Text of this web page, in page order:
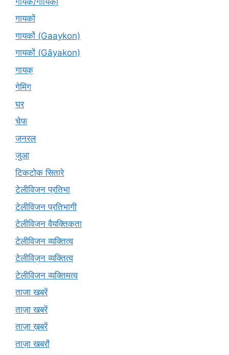
गायकों
गायकों (Gaaykon)
गायकों (Gāyakon)
गायक्
गेमिंग
घर
चेफ
जनरल
जुआ
टिकटोक सितारे
टेलीविजन प्रतिभा
टेलीविजन प्रतिभागी
टेलीविजन वैयक्तिकता
टेलीविजन व्यक्तित्व
टेलीविज़न व्यक्तित्व
टेलीविजन व्यक्तिमत्व
ताजा खबरें
ताज़ा खबरें
ताज़ा ख़बरें
ताज़ा खबरों